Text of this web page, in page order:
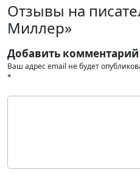
Отзывы на
Миллер»
Добавить комментарий
Ваш адрес email не будет
*